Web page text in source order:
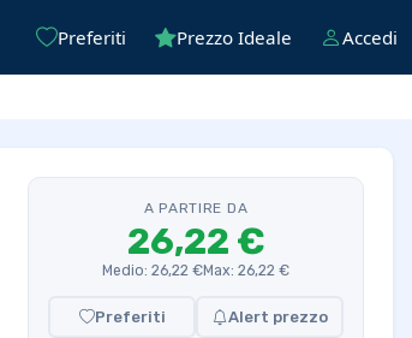
Preferiti Prezzo Ideale Accedi
A PARTIRE DA
26,22 €
Medio: 26,22 €Max: 26,22 €
Preferiti Alert prezzo